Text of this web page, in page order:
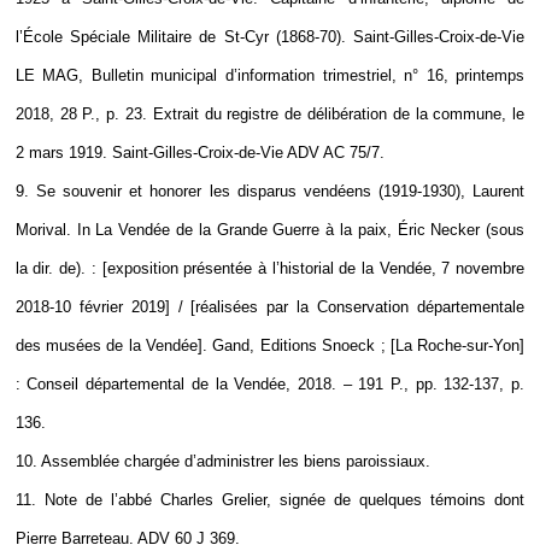
l’École Spéciale Militaire de St-Cyr (1868-70). Saint-Gilles-Croix-de-Vie
LE MAG, Bulletin municipal d’information trimestriel, n° 16, printemps
2018, 28 P., p. 23. Extrait du registre de délibération de la commune, le
2 mars 1919. Saint-Gilles-Croix-de-Vie ADV AC 75/7.
9. Se souvenir et honorer les disparus vendéens (1919-1930), Laurent
Morival. In La Vendée de la Grande Guerre à la paix, Éric Necker (sous
la dir. de). : [exposition présentée à l’historial de la Vendée, 7 novembre
2018-10 février 2019] / [réalisées par la Conservation départementale
des musées de la Vendée]. Gand, Editions Snoeck ; [La Roche-sur-Yon]
: Conseil départemental de la Vendée, 2018. – 191 P., pp. 132-137, p.
136.
10. Assemblée chargée d’administrer les biens paroissiaux.
11. Note de l’abbé Charles Grelier, signée de quelques témoins dont
Pierre Barreteau. ADV 60 J 369.